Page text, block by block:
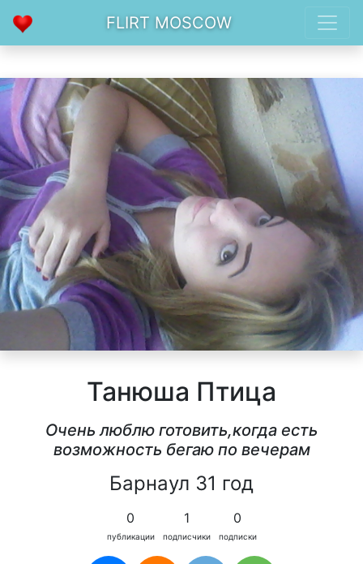
FLIRT MOSCOW
Танюша Птица
Очень люблю готовить,когда есть
возможность бегаю по вечерам
Барнаул 31 год
0
публикации
1
подписчики
0
подписки